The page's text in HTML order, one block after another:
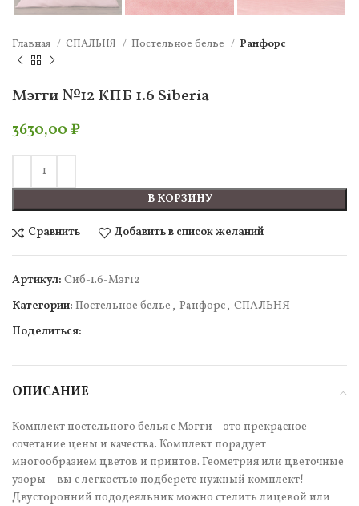
Главная СПАЛЬНЯ Постельное белье Ранфорс
Мэгги №12 КПБ 1.6 Siberia
3630,00 ₽
В КОРЗИНУ
Сравнить Добавить в список желаний
Артикул: Cиб-1.6-Мэг12
Категории: Постельное белье , Ранфорс, СПАЛЬНЯ
Поделиться:
ОПИСАНИЕ
Комплект постельного белья с Мэгги – это прекрасное
сочетание цены и качества. Комплект порадует
многообразием цветов и принтов. Геометрия или цветочные
узоры – вы с легкостью подберете нужный комплект!
Двусторонний пододеяльник можно стелить лицевой или